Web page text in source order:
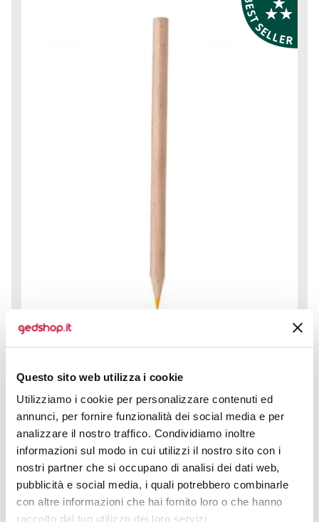
Questo sito web utilizza i cookie
Utilizziamo i cookie per personalizzare contenuti ed
annunci, per fornire funzionalità dei social media e per
analizzare il nostro traffico. Condividiamo inoltre
informazioni sul modo in cui utilizzi il nostro sito con i
nostri partner che si occupano di analisi dei dati web,
pubblicità e social media, i quali potrebbero combinarle
con altre informazioni che hai fornito loro o che hanno
raccolto dal tuo utilizzo dei loro servizi.
prezzo da € 0,25
CALCOLA PREVENTIVO
CALCOLATRICE SOLARE